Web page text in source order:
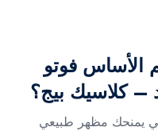
الأساس فوتو
كلاسيك بيج؟
يمنحك مظهر طبيعي